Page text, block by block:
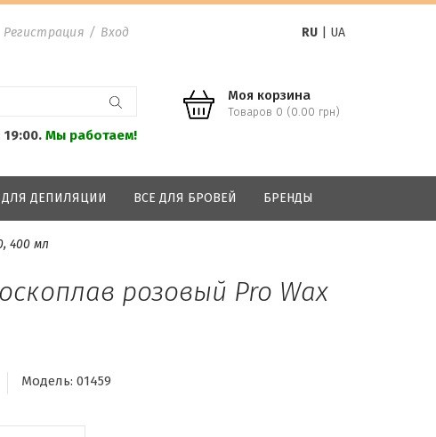
Регистрация / Вход RU| UA
Мы работаем!
Моя корзина
Товаров 0 (0.00 грн)
ДЛЯ ДЕПИЛЯЦИИ ВСЕ ДЛЯ БРОВЕЙ БРЕНДЫ
400 мл
розовый Pro Wax
Модель: 01459